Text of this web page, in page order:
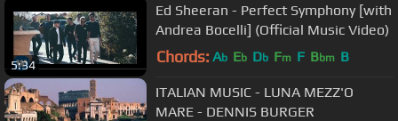
5:34
Ed Sheeran - Perfect Symphony [with
Andrea Bocelli] (Official Music Video)
Chords: Ab Eb Db Fm F Bbm B
ITALIAN MUSIC - LUNA MEZZ'O
MARE - DENNIS BURGER